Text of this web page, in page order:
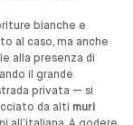
bianche e
al caso, ma anche
alla presenza di
il grande
privata — si
da alti muri